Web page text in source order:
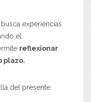
experiencias
el
reflexionar
plazo.
del presente: